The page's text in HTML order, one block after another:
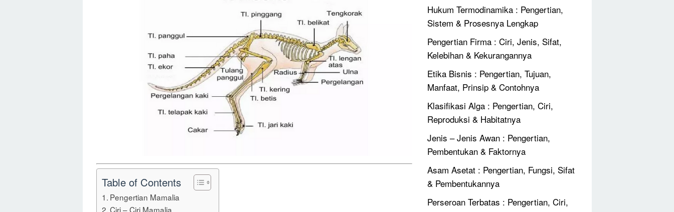
Table of Contents
Pengertian Mamalia
Ciri – Ciri Mamalia
Hukum Termodinamika : Pengertian,
Sistem & Prosesnya Lengkap
Pengertian Firma : Ciri, Jenis, Sifat,
Kelebihan & Kekurangannya
Etika Bisnis : Pengertian, Tujuan,
Manfaat, Prinsip & Contohnya
Klasifikasi Alga : Pengertian, Ciri,
Reproduksi & Habitatnya
Jenis – Jenis Awan : Pengertian,
Pembentukan & Faktornya
Asam Asetat : Pengertian, Fungsi, Sifat
& Pembentukannya
Perseroan Terbatas : Pengertian, Ciri,